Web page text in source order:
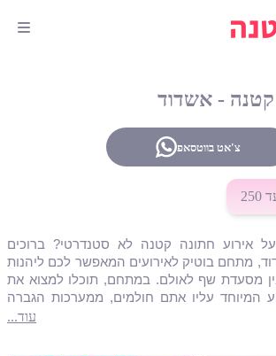
קטנה - אשדוד
צ'אט בווטסאפ
250
אירוע חתונה קטנה לא סטנדרטי? ברוכים
מתחם בוטיק לאירועים המאפשר לכם ליהנות
מסעדת שף לאולם. במתחם, תוכלו למצוא את
המיוחד עליו אתם חולמים, ממערכות הגברה
טובה בעיר, דרך מערכות ישיבה אלגנטיות בתוך
עוד...